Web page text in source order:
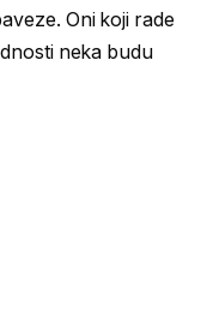
Oni koji rade
neka budu